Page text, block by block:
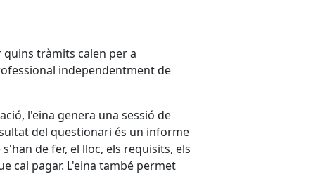
tràmits calen per a
independentment de
l'eina genera una sessió de
del qüestionari és un informe
de fer, el lloc, els requisits, els
cal pagar. L'eina també permet